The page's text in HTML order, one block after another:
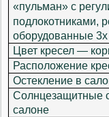
«пульман» с
подлокотниками,
оборудованные
Цвет кресел —
Расположение
Остекление в
Солнцезащитные
салоне